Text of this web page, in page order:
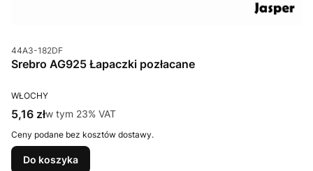
Kod produktu
44A3-182DF
Srebro AG925 Łapaczki pozłacane
PRODUCENT
WŁOCHY
Cena brutto
5,16 złw tym %s VAT
w tym 23% VAT
Ceny podane bez kosztów dostawy.
Do koszyka